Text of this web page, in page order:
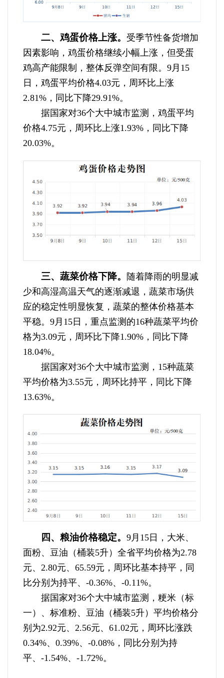
二、鸡蛋价格上涨。 受季节性备货增加
因素影响，鸡蛋价格继续小幅上涨，但受蛋
鸡高产能限制，整体反弹空间有限。9月15
日，鸡蛋平均价格4.03元，周环比上涨
2.81%，同比下降29.91%。
据国家对36个大中城市监测，鸡蛋平均
价格4.75元，周环比上涨1.93%，同比下降
20.03%。
三、蔬菜价格下降。 随着降雨的明显减
少和高湿高温天气的逐渐减退，蔬菜市场供
应的稳定性明显恢复，蔬菜的整体价格基本
平稳。9月15日，重点监测的16种蔬菜平均价
格为3.09元，周环比下降1.90%，同比下降
18.04%。
据国家对36个大中城市监测，15种蔬菜
平均价格为3.55元，周环比持平，同比下降
13.63%。
四、粮油价格稳定。 9月15日，大米、
面粉、豆油（桶装5升）全省平均价格为2.78
元、2.80元、65.59元，周环比基本持平，同
比分别为持平、-0.36%、-0.11%。
据国家对36个大中城市监测，粳米（标
一）、标准粉、豆油（桶装5升）平均价格分
别为2.92元、2.56元、61.02元，周环比涨跌
0.34%、0.39%、-0.08%，同比分别为持
平、-1.54%、-1.72%。